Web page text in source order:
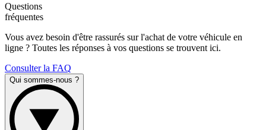
Questions
fréquentes
Vous avez besoin d'être rassurés sur l'achat de votre véhicule en
ligne ? Toutes les réponses à vos questions se trouvent ici.
Consulter la FAQ
Qui sommes-nous ?